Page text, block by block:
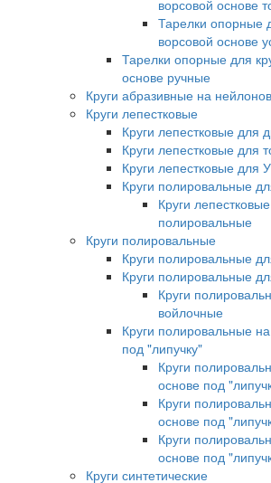
ворсовой основе
Тарелки опорные
ворсовой основе
Тарелки опорные для
основе ручные
Круги абразивные на
Круги лепестковые
Круги лепестковые для
Круги лепестковые для
Круги лепестковые для
Круги полировальные
Круги
полировальные
Круги полировальные
Круги полировальные
Круги полировальные
Круги
войлочные
Круги полировальные
под "липучку"
Круги
основе под
Круги
основе под
Круги
основе под
Круги синтетические